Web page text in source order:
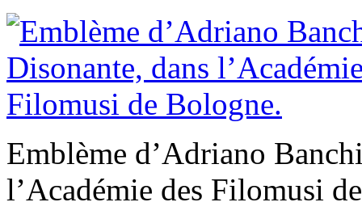
Emblème d’Adriano
l’Académie des Filomusi